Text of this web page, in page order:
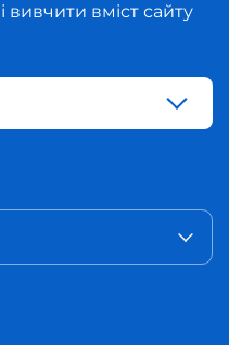
вивчити вміст сайту